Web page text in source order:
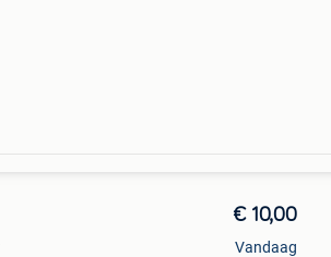
€ 10,00
Vandaag